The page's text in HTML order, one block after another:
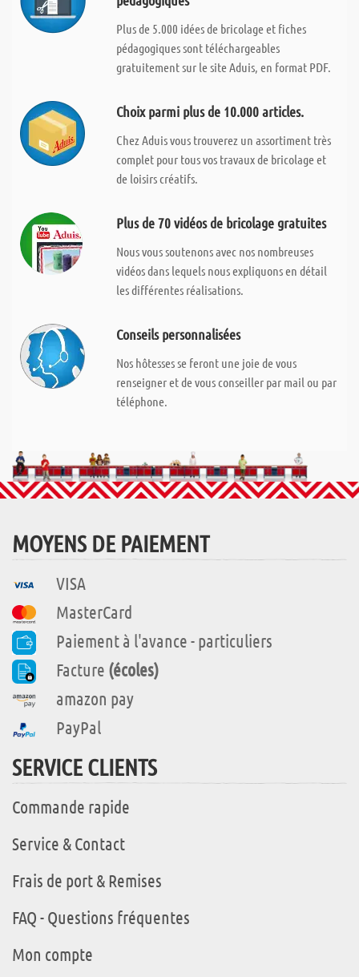
Plus de 5.000 idées de bricolage et fiches
pédagogiques sont téléchargeables
gratuitement sur le site Aduis, en format PDF.
Choix parmi plus de 10.000 articles.
Chez Aduis vous trouverez un assortiment très
complet pour tous vos travaux de bricolage et
de loisirs créatifs.
Plus de 70 vidéos de bricolage gratuites
Nous vous soutenons avec nos nombreuses
vidéos dans lequels nous expliquons en détail
les différentes réalisations.
Conseils personnalisées
Nos hôtesses se feront une joie de vous
renseigner et de vous conseiller par mail ou par
téléphone.
MOYENS DE PAIEMENT
VISA
MasterCard
Paiement à l'avance - particuliers
Facture (écoles)
amazon pay
PayPal
SERVICE CLIENTS
Commande rapide
Service & Contact
Frais de port & Remises
FAQ - Questions fréquentes
Mon compte